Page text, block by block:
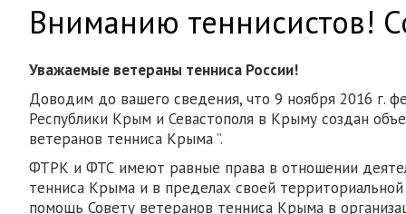
Вниманию теннисистов!
Уважаемые ветераны тенниса России!
Доводим до вашего сведения, что 9 ноября 2016 г.
Республики Крым и Севастополя в Крыму создан
ветеранов тенниса Крыма ”.
ФТРК и ФТС имеют равные права в отношении
тенниса Крыма и в пределах своей
помощь Совету ветеранов тенниса Крыма в